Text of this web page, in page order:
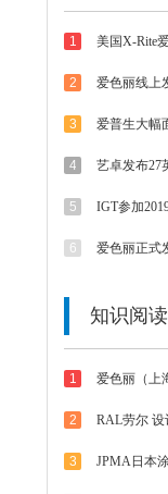
美国X-Rite
爱色丽（上
JPMA日本
知识阅